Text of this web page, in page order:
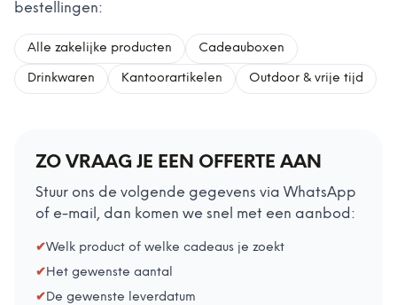
bestellingen:
Alle zakelijke producten Cadeauboxen
Drinkwaren Kantoorartikelen Outdoor & vrije tijd
ZO VRAAG JE EEN OFFERTE AAN
Stuur ons de volgende gegevens via WhatsApp
of e-mail, dan komen we snel met een aanbod:
✔Welk product of welke cadeaus je zoekt
✔Het gewenste aantal
✔De gewenste leverdatum